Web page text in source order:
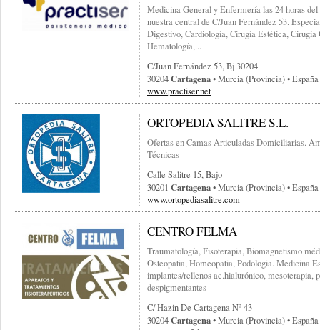
Medicina General y Enfermería las 24 horas del
nuestra central de C/Juan Fernández 53.
Digestivo, Cardiología, Cirugía Estética,
Hematología,...
C/juan Fernández 53, Bj 30204
30204Cartagena• Murcia (provincia) • España
www.practiser.net
ORTOPEDIA SALITRE S.L.
Ofertas en Camas Articuladas Domiciliarias.
Técnicas
Calle Salitre 15, Bajo
30201 Cartagena• Murcia (provincia) • España
www.ortopediasalitre.com
CENTRO FELMA
Traumatología, Fisoterapia, Biomagnetismo
Osteopatia, Homeopatia, Podologia. Medicina
implantes/rellenos ac.hialurónico, mesoterapia,
despigmentantes
C/ Hazin De Cartagena Nº 43
30204Cartagena• Murcia (provincia) • España